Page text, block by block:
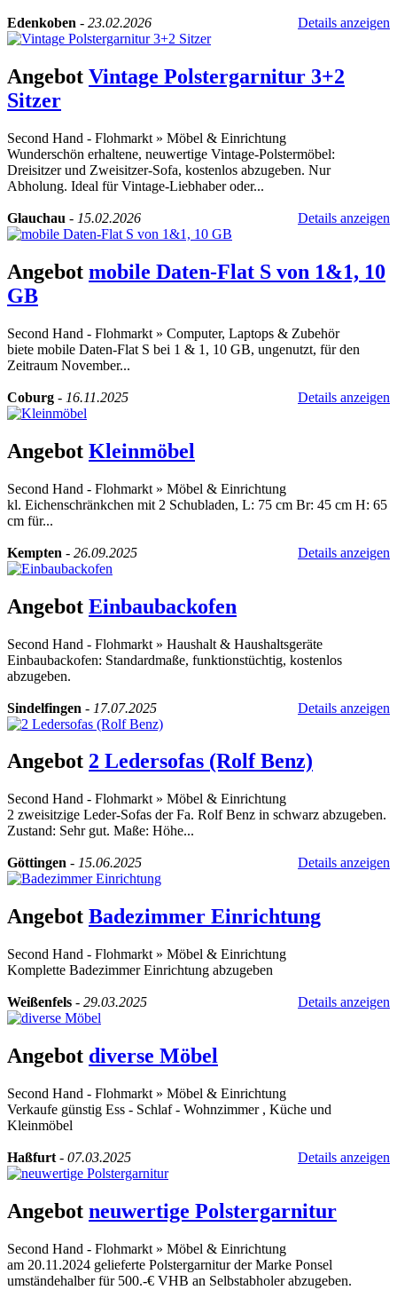
Edenkoben - 23.02.2026 Details anzeigen
Angebot Vintage Polstergarnitur 3+2
Sitzer
Second Hand - Flohmarkt » Möbel & Einrichtung
Wunderschön erhaltene, neuwertige Vintage-Polstermöbel:
Dreisitzer und Zweisitzer-Sofa, kostenlos abzugeben. Nur
Abholung. Ideal für Vintage-Liebhaber oder...
Glauchau - 15.02.2026 Details anzeigen
Angebot mobile Daten-Flat S von 1&1, 10
GB
Second Hand - Flohmarkt » Computer, Laptops & Zubehör
biete mobile Daten-Flat S bei 1 & 1, 10 GB, ungenutzt, für den
Zeitraum November...
Coburg - 16.11.2025 Details anzeigen
Angebot Kleinmöbel
Second Hand - Flohmarkt » Möbel & Einrichtung
kl. Eichenschränkchen mit 2 Schubladen, L: 75 cm Br: 45 cm H: 65
cm für...
Kempten - 26.09.2025 Details anzeigen
Angebot Einbaubackofen
Second Hand - Flohmarkt » Haushalt & Haushaltsgeräte
Einbaubackofen: Standardmaße, funktionstüchtig, kostenlos
abzugeben.
Sindelfingen - 17.07.2025 Details anzeigen
Angebot 2 Ledersofas (Rolf Benz)
Second Hand - Flohmarkt » Möbel & Einrichtung
2 zweisitzige Leder-Sofas der Fa. Rolf Benz in schwarz abzugeben.
Zustand: Sehr gut. Maße: Höhe...
Göttingen - 15.06.2025 Details anzeigen
Angebot Badezimmer Einrichtung
Second Hand - Flohmarkt » Möbel & Einrichtung
Komplette Badezimmer Einrichtung abzugeben
Weißenfels - 29.03.2025 Details anzeigen
Angebot diverse Möbel
Second Hand - Flohmarkt » Möbel & Einrichtung
Verkaufe günstig Ess - Schlaf - Wohnzimmer , Küche und
Kleinmöbel
Haßfurt - 07.03.2025 Details anzeigen
Angebot neuwertige Polstergarnitur
Second Hand - Flohmarkt » Möbel & Einrichtung
am 20.11.2024 gelieferte Polstergarnitur der Marke Ponsel
umständehalber für 500.-€ VHB an Selbstabholer abzugeben.